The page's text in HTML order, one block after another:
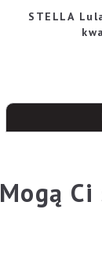
STELLA
Mogą